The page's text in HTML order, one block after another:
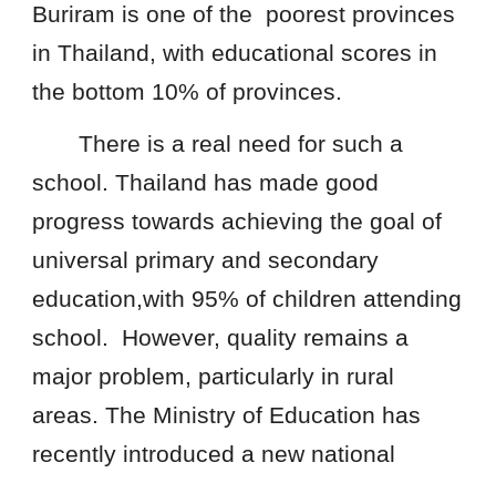
Buriram is one of the poorest provinces
in Thailand, with educational scores in
the bottom 10% of provinces.
There is a real need for such a
school. Thailand has made good
progress towards achieving the goal of
universal primary and secondary
education,with 95% of children attending
school. However, quality remains a
major problem, particularly in rural
areas. The Ministry of Education has
recently introduced a new national